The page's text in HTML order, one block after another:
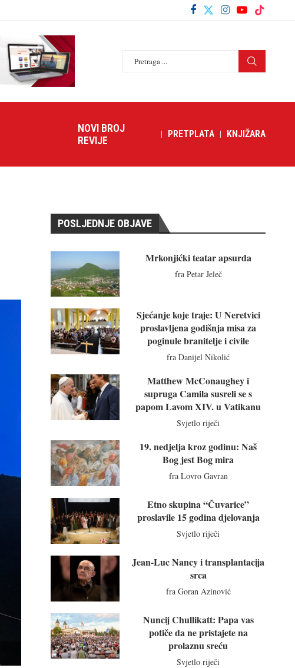
NOVI BROJ
REVIJE
PRETPLATA KNJIŽARA
POSLJEDNJE OBJAVE
Mrkonjićki teatar apsurda
fra Petar Jeleč
Sjećanje koje traje: U Neretvici
proslavljena godišnja misa za
poginule branitelje i civile
fra Danijel Nikolić
Matthew McConaughey i
supruga Camila susreli se s
papom Lavom XIV. u Vatikanu
Svjetlo riječi
19. nedjelja kroz godinu: Naš
Bog jest Bog mira
fra Lovro Gavran
Etno skupina “Čuvarice”
proslavile 15 godina djelovanja
Svjetlo riječi
Jean-Luc Nancy i transplantacija
srca
fra Goran Azinović
Nuncij Chullikatt: Papa vas
potiče da ne pristajete na
prolaznu sreću
Svjetlo riječi